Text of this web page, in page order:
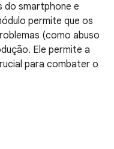
do smartphone e
permite que os
(como abuso
Ele permite a
para combater o